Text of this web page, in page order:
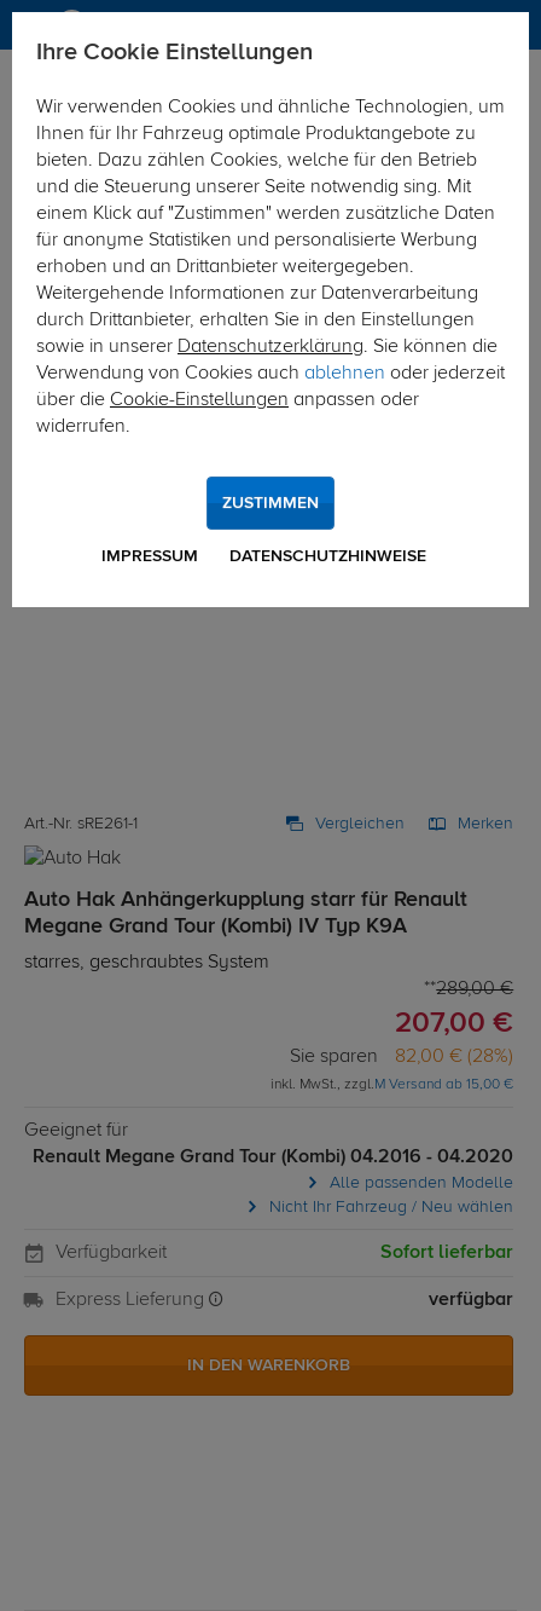
Hier geht's zur Fahrzeugübersicht:
Renault Megane Grand
Art.-Nr. sRE261-1 Vergleichen Merken
Auto Hak Anhängerkupplung starr für Renault
Megane Grand Tour (Kombi) IV Typ K9A
starres, geschraubtes System
289,00 €
207,00 €
Sie sparen 82,00 € (28%)
inkl. MwSt., zzgl.M Versand ab 15,00 €
Geeignet für
Renault Megane Grand Tour (Kombi) 04.2016 - 04.2020
Alle passenden Modelle
Nicht Ihr Fahrzeug / Neu wählen
Verfügbarkeit Sofort lieferbar
Express Lieferung verfügbar
IN DEN WARENKORB
Ihre Cookie Einstellungen
Wir verwenden Cookies und ähnliche Technologien, um
Ihnen für Ihr Fahrzeug optimale Produktangebote zu
bieten. Dazu zählen Cookies, welche für den Betrieb
und die Steuerung unserer Seite notwendig sing. Mit
einem Klick auf "Zustimmen" werden zusätzliche Daten
für anonyme Statistiken und personalisierte Werbung
erhoben und an Drittanbieter weitergegeben.
Weitergehende Informationen zur Datenverarbeitung
durch Drittanbieter, erhalten Sie in den Einstellungen
sowie in unserer Datenschutzerklärung. Sie können die
Verwendung von Cookies auch ablehnen oder jederzeit
über die Cookie-Einstellungen anpassen oder
widerrufen.
IMPRESSUM DATENSCHUTZHINWEISE
ZUSTIMMEN